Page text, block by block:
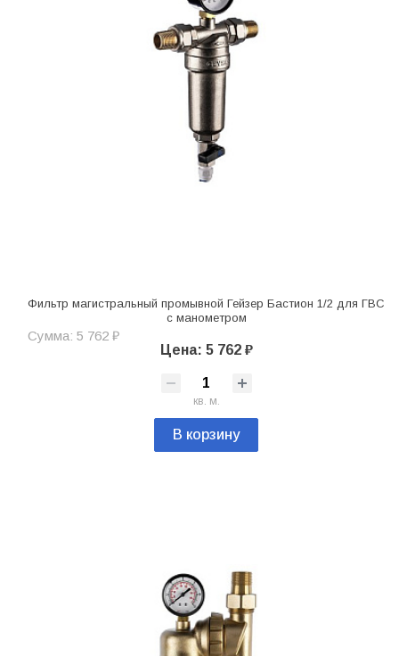
Фильтр магистральный промывной Гейзер Бастион 1/2 для ГВС
с манометром
Сумма: 5 762 ₽
Цена: 5 762 ₽
кв. м.
В корзину